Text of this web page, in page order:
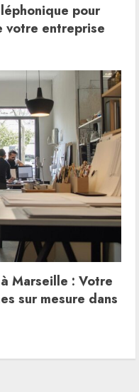
pour
votre entreprise
Marseille : Votre
sur mesure dans